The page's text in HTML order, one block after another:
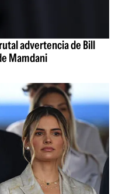
advertencia de Bill
Mamdani